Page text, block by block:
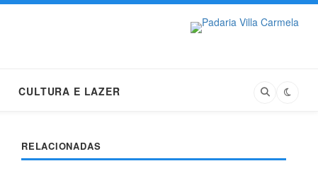
CULTURA E LAZER
RELACIONADAS